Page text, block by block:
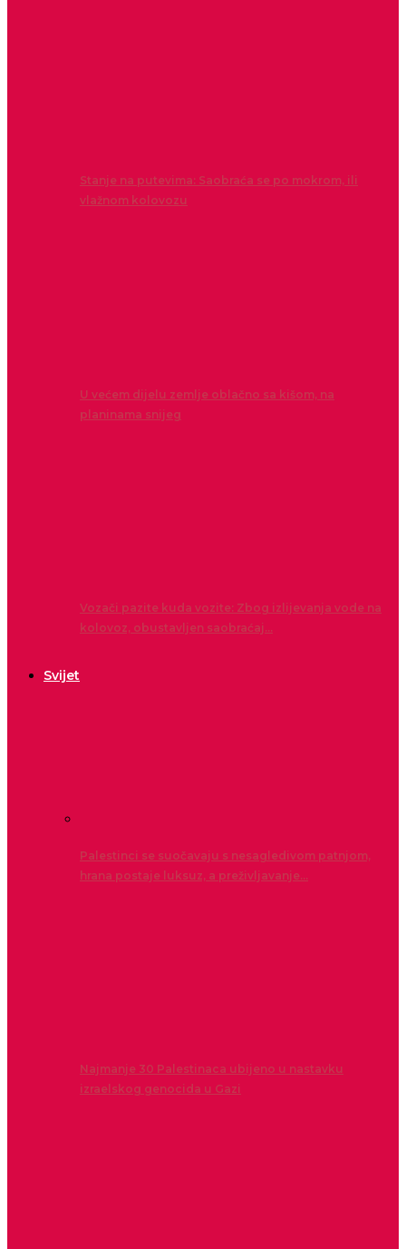
Stanje na putevima: Saobraća se po mokrom, ili
vlažnom kolovozu
U većem dijelu zemlje oblačno sa kišom, na
planinama snijeg
Vozači pazite kuda vozite: Zbog izlijevanja vode na
kolovoz, obustavljen saobraćaj…
Svijet
Palestinci se suočavaju s nesagledivom patnjom,
hrana postaje luksuz, a preživljavanje…
Najmanje 30 Palestinaca ubijeno u nastavku
izraelskog genocida u Gazi